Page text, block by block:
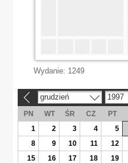
Wydanie: 1249
grudzień 1997
PN WT ŚR CZ PT
1
2 3 4 5
8
9 10 11 12
15
16 17 18 19